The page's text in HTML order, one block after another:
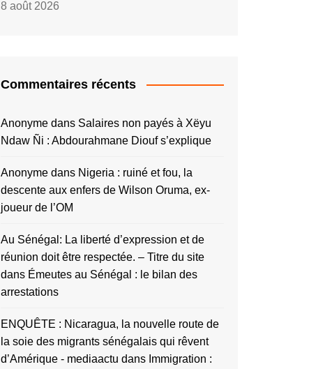
8 août 2026
Commentaires récents
Anonyme dans Salaires non payés à Xëyu
Ndaw Ñi : Abdourahmane Diouf s’explique
Anonyme dans Nigeria : ruiné et fou, la
descente aux enfers de Wilson Oruma, ex-
joueur de l’OM
Au Sénégal: La liberté d’expression et de
réunion doit être respectée. – Titre du site
dans Émeutes au Sénégal : le bilan des
arrestations
ENQUÊTE : Nicaragua, la nouvelle route de
la soie des migrants sénégalais qui rêvent
d’Amérique - mediaactu dans Immigration :